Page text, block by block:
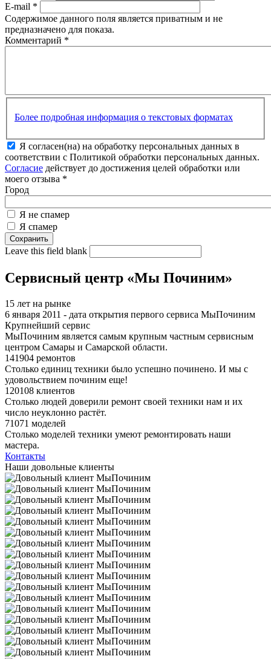
E-mail *
Содержимое данного поля является приватным и не
предназначено для показа.
Комментарий *
Более подробная информация о текстовых форматах
Я согласен(на) на обработку персональных данных в
соответствии с Политикой обработки персональных данных.
Согласие действует до достижения целей обработки или
моего отзыва *
Город
Я не спамер
Я спамер
Leave this field blank
Сервисный центр «Мы Починим»
15 лет на рынке
6 января 2011 - дата открытия первого сервиса МыПочиним
Крупнейший сервис
МыПочиним является самым крупным частным сервисным
центром Самары и Самарской области.
141904 ремонтов
Столько единиц техники было успешно починено. И мы с
удовольствием починим еще!
120108 клиентов
Столько людей доверили ремонт своей техники нам и их
число неуклонно растёт.
71071 моделей
Столько моделей техники умеют ремонтировать наши
мастера.
Контакты
Наши довольные клиенты